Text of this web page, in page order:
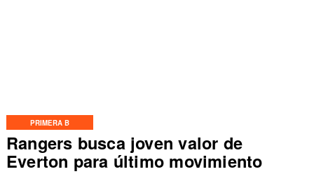
PRIMERA B
Rangers busca joven valor de
Everton para último movimiento